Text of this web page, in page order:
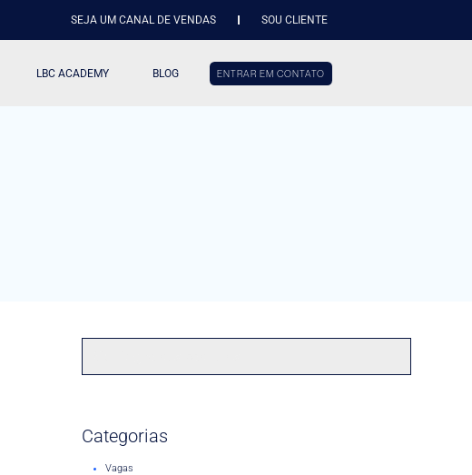
SEJA UM CANAL DE VENDAS SOU CLIENTE
LBC ACADEMY BLOG ENTRAR EM CONTATO
Categorias
Vagas